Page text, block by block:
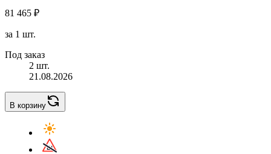
81 465 ₽
за 1 шт.
Под заказ
2 шт.
21.08.2026
В корзину